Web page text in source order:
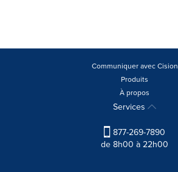
Communiquer avec Cision
Produits
À propos
Services
877-269-7890
de 8h00 à 22h00